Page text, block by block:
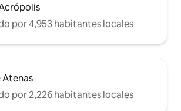
por 4,953 habitantes locales
por 2,226 habitantes locales